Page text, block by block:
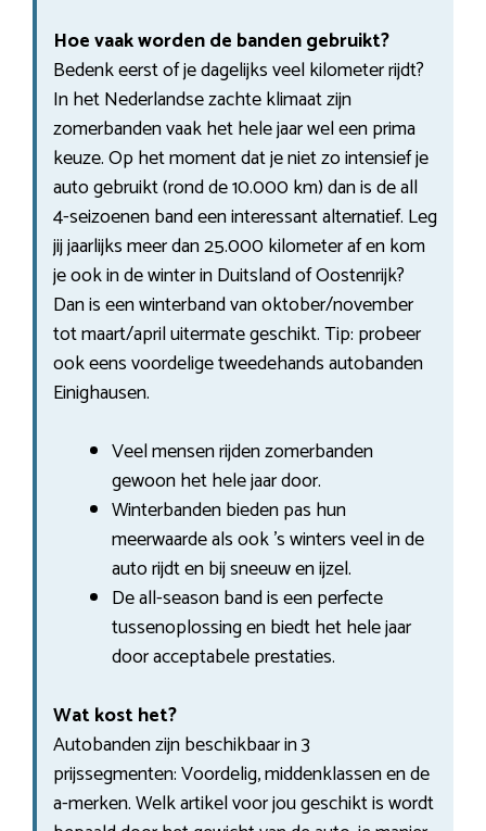
Hoe vaak worden de banden gebruikt?
Bedenk eerst of je dagelijks veel kilometer rijdt?
In het Nederlandse zachte klimaat zijn
zomerbanden vaak het hele jaar wel een prima
keuze. Op het moment dat je niet zo intensief je
auto gebruikt (rond de 10.000 km) dan is de all
4-seizoenen band een interessant alternatief. Leg
jij jaarlijks meer dan 25.000 kilometer af en kom
je ook in de winter in Duitsland of Oostenrijk?
Dan is een winterband van oktober/november
tot maart/april uitermate geschikt. Tip: probeer
ook eens voordelige tweedehands autobanden
Einighausen.
Veel mensen rijden zomerbanden
gewoon het hele jaar door.
Winterbanden bieden pas hun
meerwaarde als ook ’s winters veel in de
auto rijdt en bij sneeuw en ijzel.
De all-season band is een perfecte
tussenoplossing en biedt het hele jaar
door acceptabele prestaties.
Wat kost het?
Autobanden zijn beschikbaar in 3
prijssegmenten: Voordelig, middenklassen en de
a-merken. Welk artikel voor jou geschikt is wordt